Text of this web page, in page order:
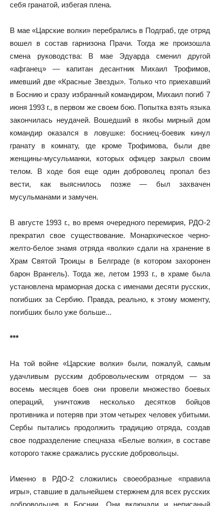
себя гранатой, избегая плена.
В мае «Царские волки» перебрались в Подграб, где отряд
вошел в состав гарнизона Прачи. Тогда же произошла
смена руководства: В мае Эдуарда сменил другой
«афганец» — капитан десантник Михаил Трофимов,
имевший две «Красные Звезды». Только что приехавший
в Боснию и сразу избранный командиром, Михаил погиб 7
июня 1993 г., в первом же своем бою. Попытка взять языка
закончилась неудачей. Вошедший в якобы мирный дом
командир оказался в ловушке: босниец-боевик кинул
гранату в комнату, где кроме Трофимова, были две
женщины-мусульманки, которых офицер закрыл своим
телом. В ходе боя еще один доброволец пропал без
вести, как выяснилось позже — был захвачен
мусульманами и замучен.
В августе 1993 г., во время очередного перемирия, РДО-2
прекратил свое существование. Монархическое черно-
желто-белое знамя отряда «волки» сдали на хранение в
Храм Святой Троицы в Белграде (в котором захоронен
барон Врангель). Тогда же, летом 1993 г., в храме была
установлена мраморная доска с именами десяти русских,
погибших за Сербию. Правда, реально, к этому моменту,
погибших было уже больше...
***
На той войне «Царские волки» были, пожалуй, самым
удачливым русским добровольческим отрядом — за
восемь месяцев боев они провели множество боевых
операций, уничтожив несколько десятков бойцов
противника и потеряв при этом четырех человек убитыми.
Сербы пытались продолжить традицию отряда, создав
свое подразделение спецназа «Белые волки», в составе
которого также сражались русские добровольцы.
Именно в РДО-2 сложились своеобразные «правила
игры», ставшие в дальнейшем стержнем для всех русских
добровольцев в Боснии. Они включали и неписаный